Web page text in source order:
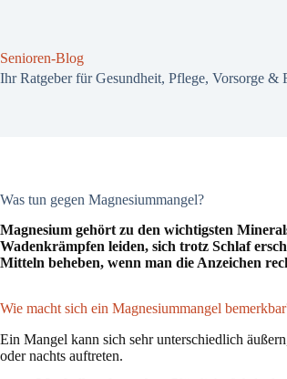
Senioren-Blog
Ihr Ratgeber für Gesundheit, Pflege, Vorsorge &
Was tun gegen Magnesiummangel?
Magnesium gehört zu den wichtigsten
Wadenkrämpfen leiden, sich trotz Schlaf
Mitteln beheben, wenn man die Anzeichen
Wie macht sich ein Magnesiummangel
Ein Mangel kann sich sehr unterschiedlich
oder nachts auftreten.